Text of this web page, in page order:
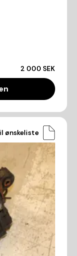
2 000 SEK
ønskeliste